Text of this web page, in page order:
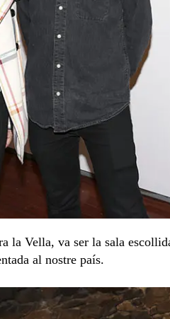
Vella, va ser la sala
al nostre país.